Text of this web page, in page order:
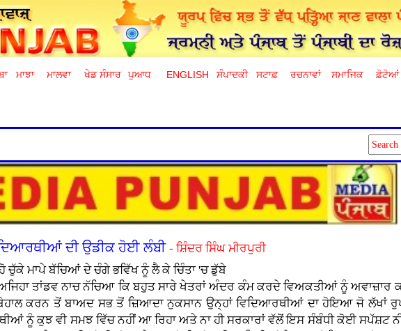
ਮਾਝਾ ਮਾਲਵਾ ਖੇਡ ਸੰਸਾਰ ਪੁਆਧ ENGLISH ਸੰਪਾਦਕੀ ਸਟਾਫ਼ ਰਚਨਾਵਾਂ ਸਮਾਜਿਕ ਫ਼ੋਟੋਆਂ
ਦੀ ਉਡੀਕ ਹੋਈ ਲੰਬੀ- ਸ਼ਿੰਦਰ ਸਿੰਘ ਮੀਰਪੁਰੀ
ਮਾਪੇ ਬੱਚਿਆਂ ਦੇ ਚੰਗੇ ਭਵਿੱਖ ਨੂੰ ਲੈ ਕੇ ਚਿੰਤਾ 'ਚ ਡੁੱਬੇ
ਤਾਂਡਵ ਨਾਚ ਨੱਚਿਆ ਕਿ ਬਹੁਤ ਸਾਰੇ ਖੇਤਰਾਂ ਅੰਦਰ ਕੰਮ ਕਰਦੇ ਵਿਅਕਤੀਆਂ ਨੂੰ ਅਵਾਜ਼ਾਰ
ਕਰਨ ਤੋਂ ਬਾਅਦ ਸਭ ਤੋਂ ਜ਼ਿਆਦਾ ਨੁਕਸਾਨ ਉਨ੍ਹਾਂ ਵਿਦਿਆਰਥੀਆਂ ਦਾ ਹੋਇਆ ਜੋ ਲੱਖਾਂ
ਨੂੰ ਕੁਝ ਵੀ ਸਮਝ ਵਿੱਚ ਨਹੀਂ ਆ ਰਿਹਾ ਅਤੇ ਨਾ ਹੀ ਸਰਕਾਰਾਂ ਵੱਲੋਂ ਇਸ ਸੰਬੰਧੀ ਕੋਈ ਸਪੱਸ਼ਟ